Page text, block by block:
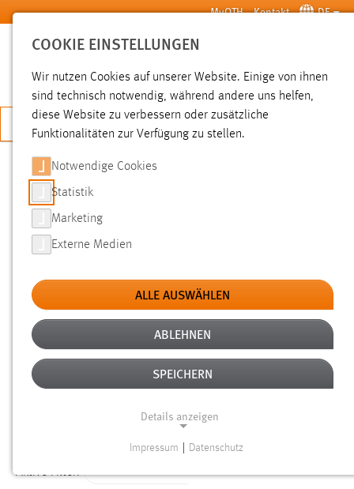
Zum Hauptinhalt springen MyOTH Kontakt DE
SUCHE
JETZT BEWERBEN
SUCHE
FILTER
Typ
Erstellungsdatum
Alter
Aktive Filter:
COOKIE EINSTELLUNGEN
Wir nutzen Cookies auf unserer Website. Einige von ihnen
sind technisch notwendig, während andere uns helfen,
diese Website zu verbessern oder zusätzliche
Funktionalitäten zur Verfügung zu stellen.
Notwendige Cookies
Statistik
Marketing
Externe Medien
ALLE AUSWÄHLEN
ABLEHNEN
SPEICHERN
Details anzeigen
Impressum Datenschutz